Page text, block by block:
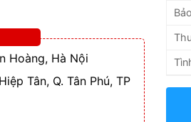
Hoàng, Hà Nội
Tân, Q. Tân Phú, TP